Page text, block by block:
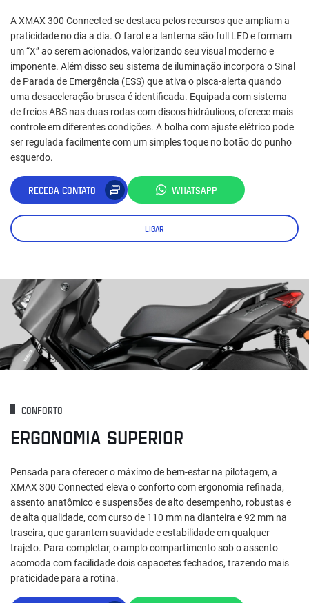
A XMAX 300 Connected se destaca pelos recursos que ampliam a
praticidade no dia a dia. O farol e a lanterna são full LED e formam
um “X” ao serem acionados, valorizando seu visual moderno e
imponente. Além disso seu sistema de iluminação incorpora o Sinal
de Parada de Emergência (ESS) que ativa o pisca-alerta quando
uma desaceleração brusca é identificada. Equipada com sistema
de freios ABS nas duas rodas com discos hidráulicos, oferece mais
controle em diferentes condições. A bolha com ajuste elétrico pode
ser regulada facilmente com um simples toque no botão do punho
esquerdo.
RECEBA CONTATO WHATSAPP
LIGAR
CONFORTO
ERGONOMIA SUPERIOR
Pensada para oferecer o máximo de bem-estar na pilotagem, a
XMAX 300 Connected eleva o conforto com ergonomia refinada,
assento anatômico e suspensões de alto desempenho, robustas e
de alta qualidade, com curso de 110 mm na dianteira e 92 mm na
traseira, que garantem suavidade e estabilidade em qualquer
trajeto. Para completar, o amplo compartimento sob o assento
acomoda com facilidade dois capacetes fechados, trazendo mais
praticidade para a rotina.